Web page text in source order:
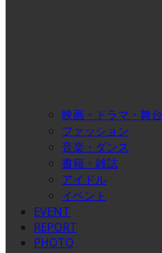
映画・ドラマ・舞台
ファッション
音楽・ダンス
書籍・雑誌
アイドル
イベント
EVENT
REPORT
PHOTO